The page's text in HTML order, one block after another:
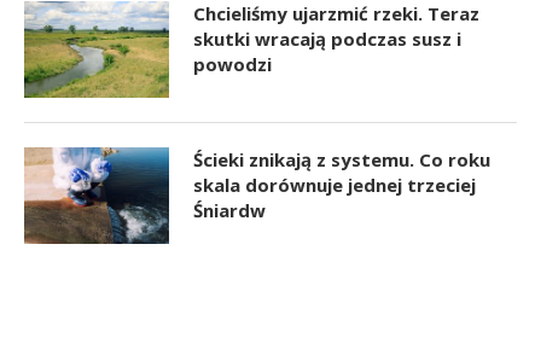
Chcieliśmy ujarzmić rzeki. Teraz
skutki wracają podczas susz i
powodzi
Ścieki znikają z systemu. Co roku
skala dorównuje jednej trzeciej
Śniardw